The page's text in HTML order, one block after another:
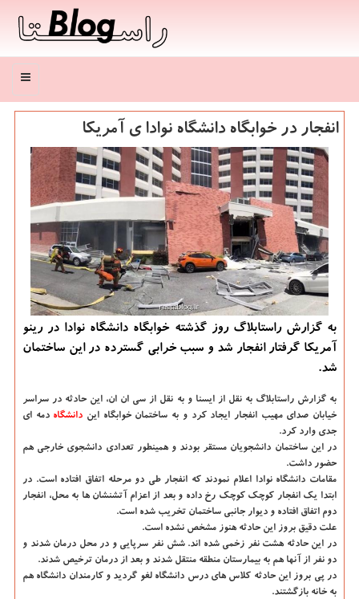
منو
انفجار در خوابگاه دانشگاه نوادا ی آمریكا
به گزارش راستابلاگ روز گذشته خوابگاه دانشگاه نوادا در رینو
آمریكا گرفتار انفجار شد و سبب خرابی گسترده در این ساختمان
شد.
به گزارش راستابلاگ به نقل از ایسنا و به نقل از سی ان ان، این حادثه در سراسر
خیابان صدای مهیب انفجار ایجاد كرد و به ساختمان خوابگاه این دانشگاه‌ دمه ای
جدی وارد كرد.
در این ساختمان دانشجویان مستقر بودند و همینطور تعدادی دانشجوی خارجی هم
حضور داشت.
مقامات دانشگاه نوادا اعلام نمودند كه انفجار طی دو مرحله اتفاق افتاده است. در
ابتدا یك انفجار كوچك كوچك رخ داده و بعد از اعزام آتشنشان ها به محل، انفجار
دوم اتفاق افتاده و دیوار جانبی ساختمان تخریب شده است.
علت دقیق بروز این حادثه هنوز مشخص نشده است.
در این حادثه هشت نفر زخمی شده اند. شش نفر سرپایی و در محل درمان شدند و
دو نفر از آنها هم به بیمارستان منطقه منتقل شدند و بعد از درمان ترخیص شدند.
در پی بروز این حادثه كلاس های درس دانشگاه لغو گردید و كارمندان دانشگاه هم
به خانه بازگشتند.